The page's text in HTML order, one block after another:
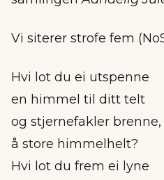
Vi siterer strofe fem
Hvi lot du ei utspenne
en himmel til ditt telt
og stjernefakler brenne,
å store himmelhelt?
Hvi lot du frem ei lyne